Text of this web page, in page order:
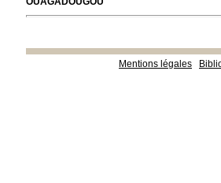
Mentions légales